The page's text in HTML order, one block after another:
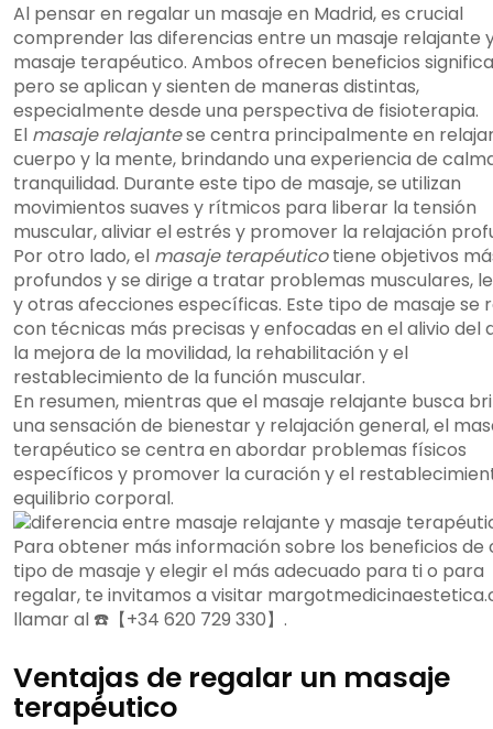
Al pensar en regalar un masaje en Madrid, es crucial
comprender las diferencias entre un masaje relajante
masaje terapéutico. Ambos ofrecen beneficios
pero se aplican y sienten de maneras distintas,
especialmente desde una perspectiva de fisioterapia.
El masaje relajantese centra principalmente en
cuerpo y la mente, brindando una experiencia de
tranquilidad. Durante este tipo de masaje, se utilizan
movimientos suaves y rítmicos para liberar la tensión
muscular, aliviar el estrés y promover la relajación
Por otro lado, el masaje terapéuticotiene objetivos
profundos y se dirige a tratar problemas musculares,
y otras afecciones específicas. Este tipo de masaje se
con técnicas más precisas y enfocadas en el alivio del
la mejora de la movilidad, la rehabilitación y el
restablecimiento de la función muscular.
En resumen, mientras que el masaje relajante busca
una sensación de bienestar y relajación general, el
terapéutico se centra en abordar problemas físicos
específicos y promover la curación y el
equilibrio corporal.
Para obtener más información sobre los beneficios de
tipo de masaje y elegir el más adecuado para ti o para
regalar, te invitamos a visitar
llamar al ☎️【+34 620 729 330】.
Ventajas de regalar un masaje
terapéutico